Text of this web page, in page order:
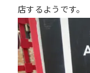
店するようです。